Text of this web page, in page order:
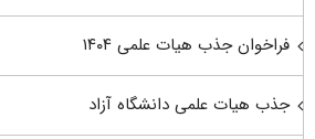
فراخوان جذب هیات علمی ۱۴۰۴
جذب هیات علمی دانشگاه آزاد